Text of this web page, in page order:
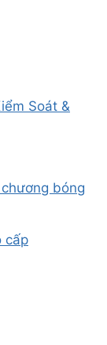
Soát &
bóng
cấp